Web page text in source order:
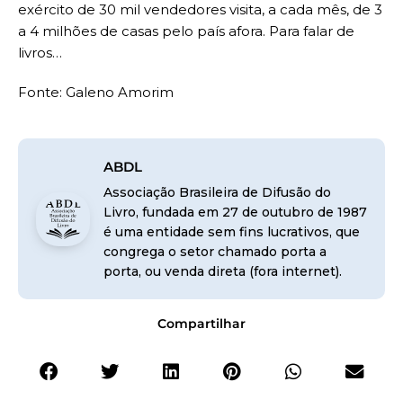
exército de 30 mil vendedores visita, a cada mês, de 3
a 4 milhões de casas pelo país afora. Para falar de
livros…
Fonte: Galeno Amorim
ABDL
Associação Brasileira de Difusão do
Livro, fundada em 27 de outubro de 1987
é uma entidade sem fins lucrativos, que
congrega o setor chamado porta a
porta, ou venda direta (fora internet).
Compartilhar